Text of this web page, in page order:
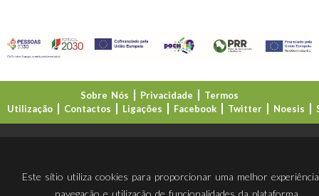
Sobre Nós Privacidade
Termos
Utilização
Contactos Ligações Facebook Twitter Noesis
Este sítio utiliza cookies para proporcionar uma melhor
navegação e utilização de funcionalidades da plataforma.